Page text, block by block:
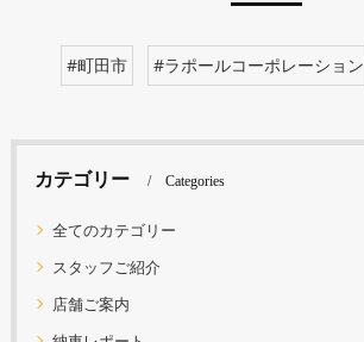
#町田市 #ラポールコーポレーション
カテゴリー Categories
全てのカテゴリー
スタッフご紹介
店舗ご案内